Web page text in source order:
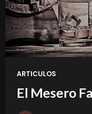
ARTICULOS
El Mesero